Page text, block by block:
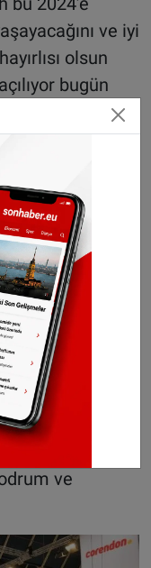
ve iyi
olsun
bugün
bugüne
iyi olacak bu
Orka
özellikle
çünkü bizim
yurtdışında
da
bekliyoruz. Sizi
sürprizlerle
çeken
ve